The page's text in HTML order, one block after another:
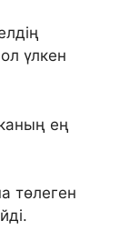
ол үлкен
ең
төлеген